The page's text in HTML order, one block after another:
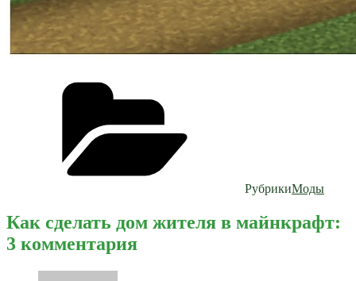
РубрикиМоды
Как сделать дом жителя в майнкрафт:
3 комментария